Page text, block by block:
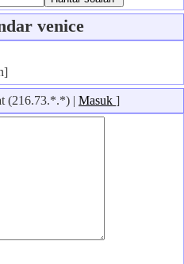
venice
(216.73.*.*) | Masuk ]